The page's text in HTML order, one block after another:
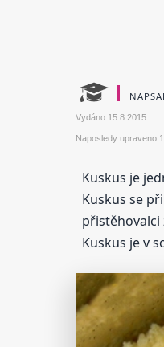
Vydáno 15.8.2015
Naposledy upraveno
Kuskus je
Kuskus se
přistěhovalci
Kuskus je v